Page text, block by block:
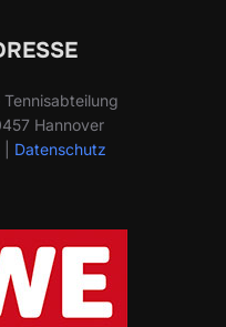
Hannover
| Datenschutz